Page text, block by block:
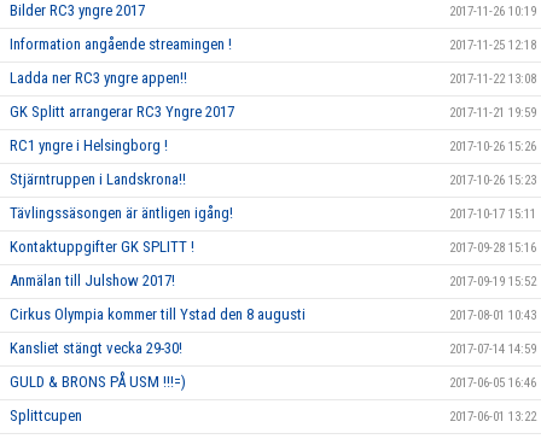
Bilder RC3 yngre 2017 2017-11-26 10:19
Information angående streamingen ! 2017-11-25 12:18
Ladda ner RC3 yngre appen!! 2017-11-22 13:08
GK Splitt arrangerar RC3 Yngre 2017 2017-11-21 19:59
RC1 yngre i Helsingborg ! 2017-10-26 15:26
Stjärntruppen i Landskrona!! 2017-10-26 15:23
Tävlingssäsongen är äntligen igång! 2017-10-17 15:11
Kontaktuppgifter GK SPLITT ! 2017-09-28 15:16
Anmälan till Julshow 2017! 2017-09-19 15:52
Cirkus Olympia kommer till Ystad den 8 augusti 2017-08-01 10:43
Kansliet stängt vecka 29-30! 2017-07-14 14:59
GULD & BRONS PÅ USM !!!=) 2017-06-05 16:46
Splittcupen 2017-06-01 13:22